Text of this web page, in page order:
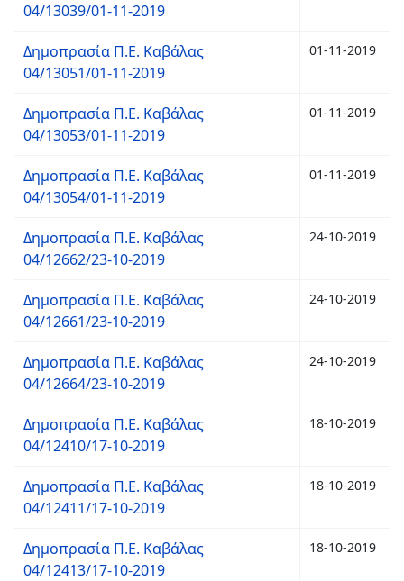
04/13039/01-11-2019
Δημοπρασία Π.Ε. Καβάλας
04/13051/01-11-2019
01-11-2019
Δημοπρασία Π.Ε. Καβάλας
04/13053/01-11-2019
01-11-2019
Δημοπρασία Π.Ε. Καβάλας
04/13054/01-11-2019
01-11-2019
Δημοπρασία Π.Ε. Καβάλας
04/12662/23-10-2019
24-10-2019
Δημοπρασία Π.Ε. Καβάλας
04/12661/23-10-2019
24-10-2019
Δημοπρασία Π.Ε. Καβάλας
04/12664/23-10-2019
24-10-2019
Δημοπρασία Π.Ε. Καβάλας
04/12410/17-10-2019
18-10-2019
Δημοπρασία Π.Ε. Καβάλας
04/12411/17-10-2019
18-10-2019
Δημοπρασία Π.Ε. Καβάλας
04/12413/17-10-2019
18-10-2019